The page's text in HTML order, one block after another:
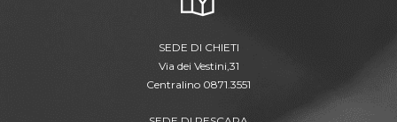
SEDE DI CHIETI
Via dei Vestini,31
Centralino 0871.3551